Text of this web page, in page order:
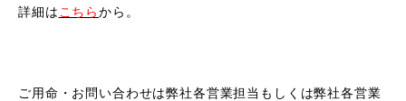
詳細は こちらから。
ご用命・お問い合わせは弊社各営業担当もしくは弊社各営業